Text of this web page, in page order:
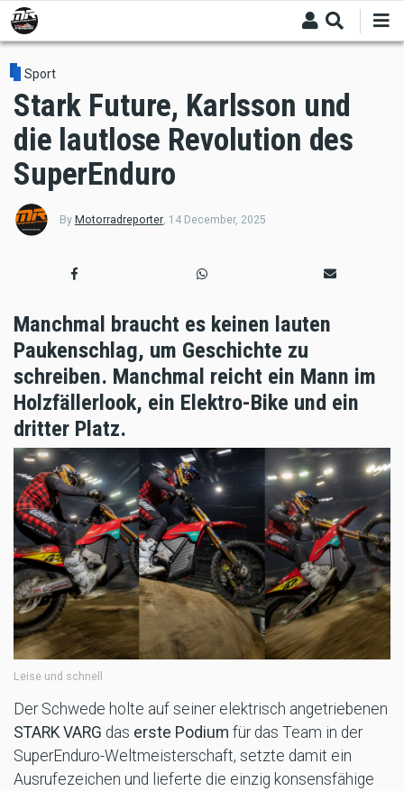
Skip
to
main
content
Sport
Stark Future, Karlsson und
die lautlose Revolution des
SuperEnduro
By Motorradreporter, 14 December, 2025
Manchmal braucht es keinen lauten
Paukenschlag, um Geschichte zu
schreiben. Manchmal reicht ein Mann im
Holzfällerlook, ein Elektro-Bike und ein
dritter Platz.
Leise und schnell
Der Schwede holte auf seiner elektrisch angetriebenen
STARK VARG das erste Podium für das Team in der
SuperEnduro-Weltmeisterschaft, setzte damit ein
Ausrufezeichen und lieferte die einzig konsensfähige